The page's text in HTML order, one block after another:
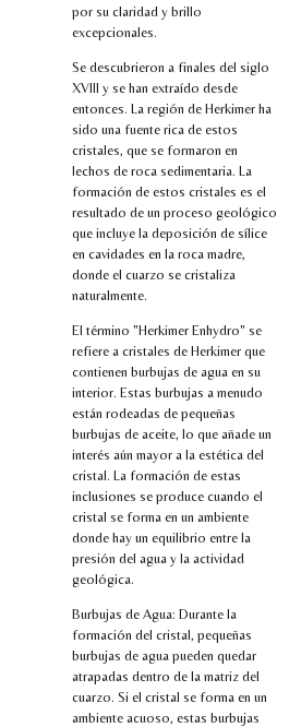
por su claridad y brillo
excepcionales.
Se descubrieron a finales del siglo
XVIII y se han extraído desde
entonces. La región de Herkimer ha
sido una fuente rica de estos
cristales, que se formaron en
lechos de roca sedimentaria. La
formación de estos cristales es el
resultado de un proceso geológico
que incluye la deposición de sílice
en cavidades en la roca madre,
donde el cuarzo se cristaliza
naturalmente.
El término "Herkimer Enhydro" se
refiere a cristales de Herkimer que
contienen burbujas de agua en su
interior. Estas burbujas a menudo
están rodeadas de pequeñas
burbujas de aceite, lo que añade un
interés aún mayor a la estética del
cristal. La formación de estas
inclusiones se produce cuando el
cristal se forma en un ambiente
donde hay un equilibrio entre la
presión del agua y la actividad
geológica.
Burbujas de Agua: Durante la
formación del cristal, pequeñas
burbujas de agua pueden quedar
atrapadas dentro de la matriz del
cuarzo. Si el cristal se forma en un
ambiente acuoso, estas burbujas